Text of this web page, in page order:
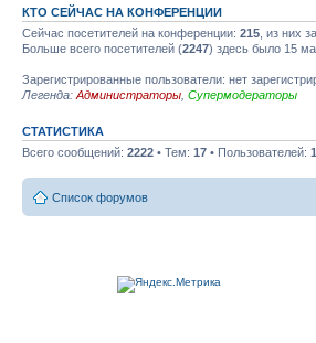
КТО СЕЙЧАС НА КОНФЕРЕНЦИИ
Сейчас посетителей на конференции: 215 , из них
Больше всего посетителей (2247) здесь было 15
Зарегистрированные пользователи: нет
Легенда: Администраторы Супермодераторы
СТАТИСТИКА
Всего сообщений: 2222 • Тем: 17 • Пользователей:
Список форумов